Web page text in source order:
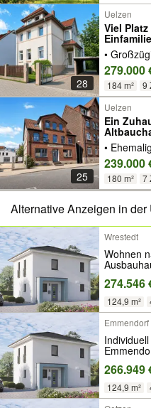
28
Uelzen
Viel
Potenzial
•
279.000
184 m² 9
25
Uelzen
Ein
Uelzen
•
239.000
180 m² 7
Alternative Anzeigen in der
Wrestedt
Wohnen
274.546
124,9 m²
Emmendorf
266.949
124,9 m²